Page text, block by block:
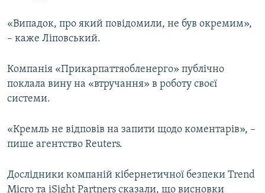
«Випадок, про який повідомили, не був окремим»,
– каже Ліповський.
Компанія «Прикарпаттяобленерго» публічно
поклала вину на «втручання» в роботу своєї
системи.
«Кремль не відповів на запити щодо коментарів», –
пише агентство Reuters.
Дослідники компаній кібернетичної безпеки Trend
Micro та iSight Partners сказали, що висновки